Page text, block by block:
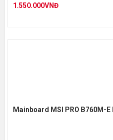
1.550.000VNĐ
Mainboard MSI PRO B760M-E